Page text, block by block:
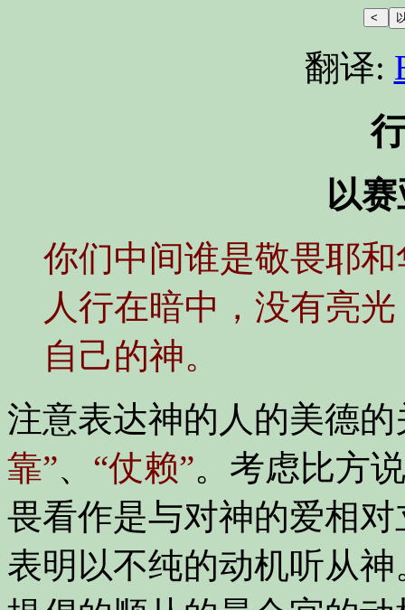
翻译:
以
你们中间谁是敬畏耶
人行在暗中，没有亮
自己的神。
注意表达神的人的美德
靠”、 “仗赖”。考虑比方
畏看作是与对神的爱相
表明以不纯的动机听从